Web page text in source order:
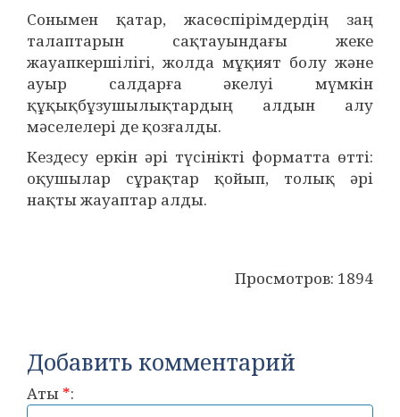
Сонымен қатар, жасөспірімдердің заң
талаптарын сақтауындағы жеке
жауапкершілігі, жолда мұқият болу және
ауыр салдарға әкелуі мүмкін
құқықбұзушылықтардың алдын алу
мәселелері де қозғалды.
Кездесу еркін әрі түсінікті форматта өтті:
оқушылар сұрақтар қойып, толық әрі
нақты жауаптар алды.
Просмотров: 1894
Добавить комментарий
Аты *: